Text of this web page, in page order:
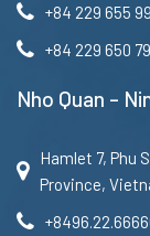
+84 229 655
+84 229 650
Nho Quan –
Hamlet 7, Phu
Province,